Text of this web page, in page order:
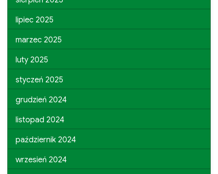
lipiec 2025
marzec 2025
luty 2025
styczeń 2025
grudzień 2024
listopad 2024
październik 2024
wrzesień 2024